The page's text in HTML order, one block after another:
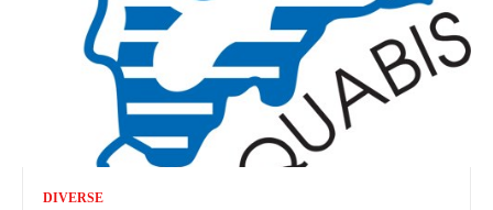
DIVERSE